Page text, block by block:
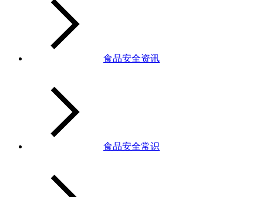
食品安全资讯
食品安全常识